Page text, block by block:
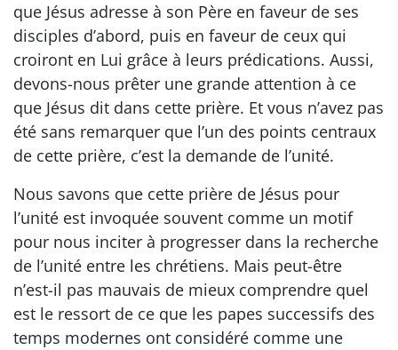
que Jésus adresse à son Père en faveur de ses
disciples d’abord, puis en faveur de ceux qui
croiront en Lui grâce à leurs prédications. Aussi,
devons-nous prêter une grande attention à ce
que Jésus dit dans cette prière. Et vous n’avez pas
été sans remarquer que l’un des points centraux
de cette prière, c’est la demande de l’unité.
Nous savons que cette prière de Jésus pour
l’unité est invoquée souvent comme un motif
pour nous inciter à progresser dans la recherche
de l’unité entre les chrétiens. Mais peut-être
n’est-il pas mauvais de mieux comprendre quel
est le ressort de ce que les papes successifs des
temps modernes ont considéré comme une